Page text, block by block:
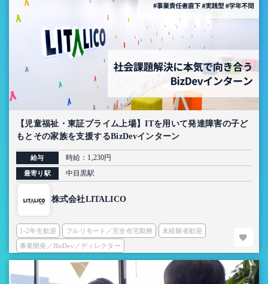
【児童福祉・東証プライム上場】ITを用いて発達障害の子ど
もとその家族を支援するBizDevインターン
給与 時給：1,230円
最寄り駅 中目黒駅
株式会社LITALICO
1-2年生歓迎 フルリモート／完全在宅勤務 未経験者歓迎
事業開発／BizDev／ディレクター